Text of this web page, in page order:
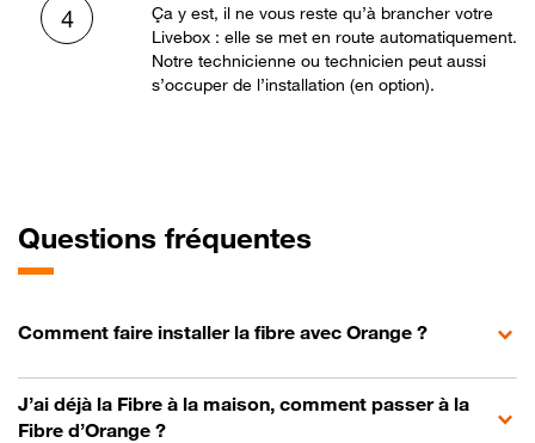
4
Ça y est, il ne vous reste qu’à brancher votre
Livebox : elle se met en route automatiquement.
Notre technicienne ou technicien peut aussi
s’occuper de l’installation (en option).
Questions fréquentes
Comment faire installer la fibre avec Orange ?
J’ai déjà la Fibre à la maison, comment passer à la
Fibre d’Orange ?